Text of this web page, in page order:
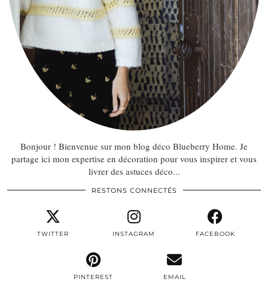
Bonjour ! Bienvenue sur mon blog déco Blueberry Home. Je
partage ici mon expertise en décoration pour vous inspirer et vous
livrer des astuces déco...
RESTONS CONNECTÉS
TWITTER INSTAGRAM FACEBOOK
PINTEREST EMAIL